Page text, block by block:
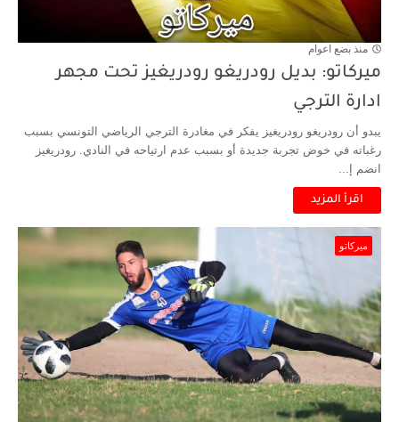
منذ بضع اعوام
ميركاتو: بديل رودريغو رودريغيز تحت مجهر
ادارة الترجي
يبدو أن رودريغو رودريغيز يفكر في مغادرة الترجي الرياضي التونسي بسبب
رغباته في خوض تجربة جديدة أو بسبب عدم ارتياحه في النادي. رودريغيز
انضم إ...
اقرأ المزيد
ميركاتو